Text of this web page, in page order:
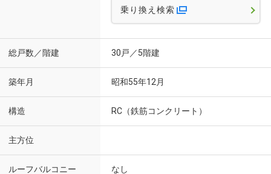
乗り換え検索
総戸数／階建 30戸／5階建
築年月 昭和55年12月
構造 RC（鉄筋コンクリート）
主方位
ルーフバルコニー なし